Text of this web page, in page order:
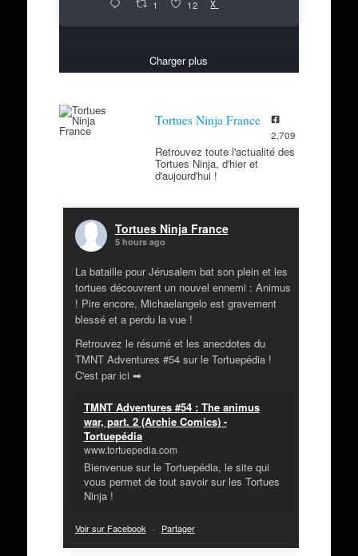
1 12 X
Charger plus
Tortues Ninja France
2,709
Retrouvez toute l'actualité des
Tortues Ninja, d'hier et
d'aujourd'hui !
Tortues Ninja France
5 hours ago
La bataille pour Jérusalem bat son plein et les
tortues découvrent un nouvel ennemi : Animus
! Pire encore, Michaelangelo est gravement
blessé et a perdu la vue !
Retrouvez le résumé et les anecdotes du
TMNT Adventures #54 sur le Tortuepédia !
C'est par ici ➡
TMNT Adventures #54 : The animus
war, part. 2 (Archie Comics) -
Tortuepédia
www.tortuepedia.com
Bienvenue sur le Tortuepédia, le site qui
vous permet de tout savoir sur les Tortues
Ninja !
Voir sur Facebook · Partager